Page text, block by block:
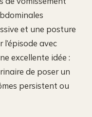
et une posture
avec
excellente idée :
de poser un
persistent ou